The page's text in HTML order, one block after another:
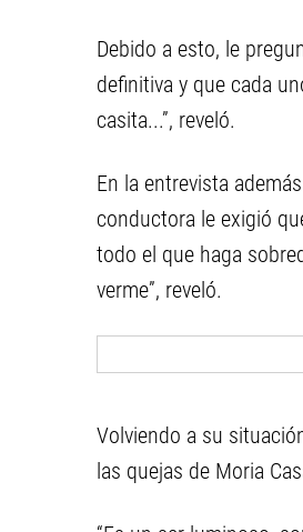
Debido a esto, le
definitiva y que cada
casita...”, reveló.
En la entrevista
conductora le exigió
todo el que haga
verme”, reveló.
Volviendo a su
las quejas de Moria